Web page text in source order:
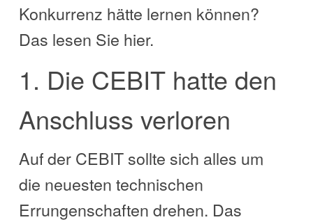
Konkurrenz hätte lernen können?
Das lesen Sie hier.
1. Die CEBIT hatte den
Anschluss verloren
Auf der CEBIT sollte sich alles um
die neuesten technischen
Errungenschaften drehen. Das